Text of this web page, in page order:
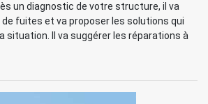
un diagnostic de votre structure, il va
fuites et va proposer les solutions qui
situation. Il va suggérer les réparations à